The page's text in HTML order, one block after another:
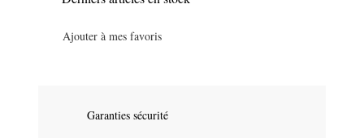
Ajouter à mes favoris
Garanties sécurité